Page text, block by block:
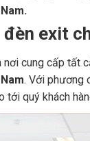
exit
nơi cung cấp tất
. Với phương
tới quý khách